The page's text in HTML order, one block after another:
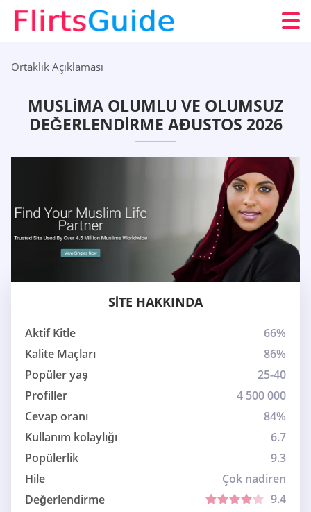
Ortaklık Açıklaması
MUSLIMA OLUMLU VE OLUMSUZ
DEĞERLENDIRME AÐUSTOS 2026
SITE HAKKINDA
Aktif Kitle
66%
Kalite Maçları
86%
Popüler yaş
25-40
Profiller
4 500 000
Cevap oranı
84%
Kullanım kolaylığı
6.7
Popülerlik
9.3
Hile
Çok nadiren
Değerlendirme
9.4